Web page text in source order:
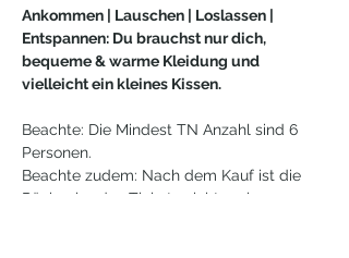
Ankommen | Lauschen | Loslassen |
Entspannen: Du brauchst nur dich,
bequeme & warme Kleidung und
vielleicht ein kleines Kissen.
Beachte: Die Mindest TN Anzahl sind 6
Personen.
Beachte zudem: Nach dem Kauf ist die
Rückgabe des Tickets nicht mehr